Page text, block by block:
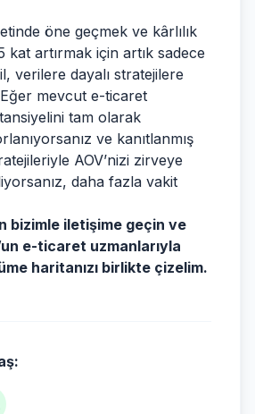
öne geçmek ve kârlılık
kat artırmak için artık sadece
verilere dayalı stratejilere
Eğer mevcut e-ticaret
tam olarak
ve kanıtlanmış
AOV’nizi zirveye
daha fazla vakit
bizimle iletişime geçin ve
e-ticaret uzmanlarıyla
haritanızı birlikte çizelim.